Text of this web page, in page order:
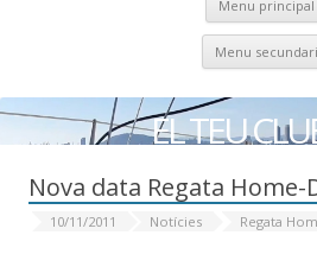
Menu principal
Menu secundari
EL TEU
Nova data Regata Home-
10/11/2011 Notícies Regata